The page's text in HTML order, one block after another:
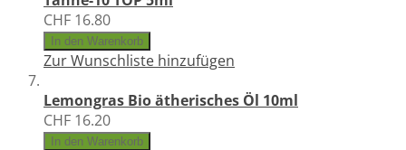
CHF 16.80
In den Warenkorb
Zur Wunschliste hinzufügen
Lemongras Bio ätherisches Öl 10ml
CHF 16.20
In den Warenkorb